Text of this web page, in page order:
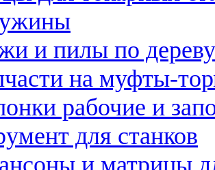
и пилы по дереву
на муфты-
рабочие и
для станков
и матрицы